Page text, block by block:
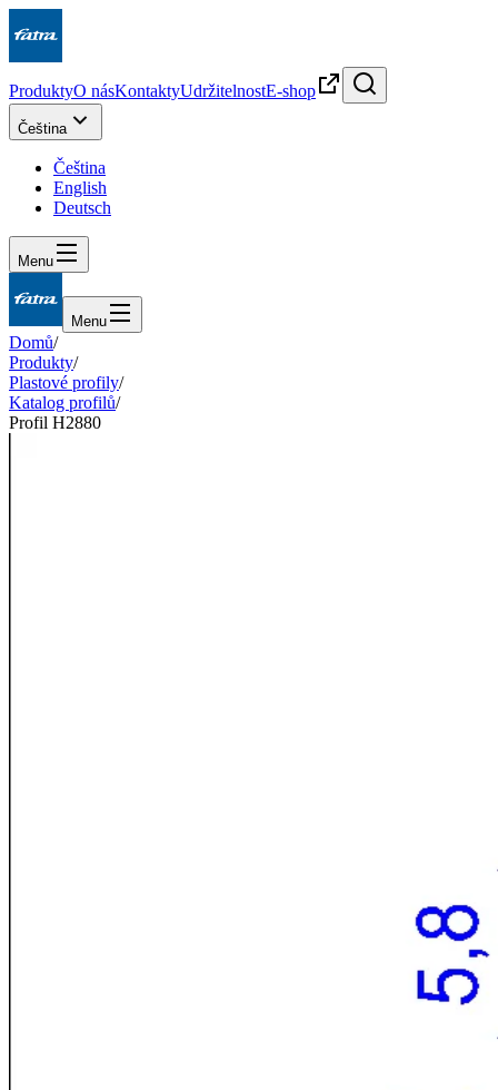
ProduktyO násKontaktyUdržitelnostE-shop
Čeština
Čeština
English
Deutsch
Menu
Menu
Domů/
Produkty/
Plastové profily/
Katalog profilů/
Profil H2880